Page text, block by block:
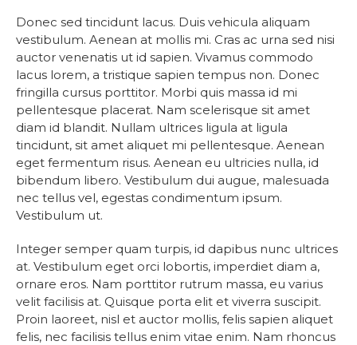
Donec sed tincidunt lacus. Duis vehicula aliquam
vestibulum. Aenean at mollis mi. Cras ac urna sed nisi
auctor venenatis ut id sapien. Vivamus commodo
lacus lorem, a tristique sapien tempus non. Donec
fringilla cursus porttitor. Morbi quis massa id mi
pellentesque placerat. Nam scelerisque sit amet
diam id blandit. Nullam ultrices ligula at ligula
tincidunt, sit amet aliquet mi pellentesque. Aenean
eget fermentum risus. Aenean eu ultricies nulla, id
bibendum libero. Vestibulum dui augue, malesuada
nec tellus vel, egestas condimentum ipsum.
Vestibulum ut.
Integer semper quam turpis, id dapibus nunc ultrices
at. Vestibulum eget orci lobortis, imperdiet diam a,
ornare eros. Nam porttitor rutrum massa, eu varius
velit facilisis at. Quisque porta elit et viverra suscipit.
Proin laoreet, nisl et auctor mollis, felis sapien aliquet
felis, nec facilisis tellus enim vitae enim. Nam rhoncus